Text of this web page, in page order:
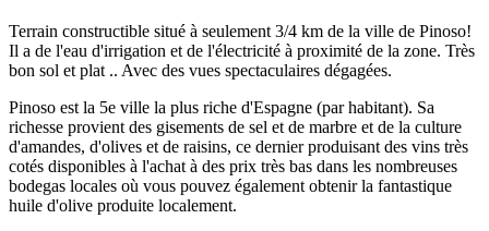
Terrain constructible situé à seulement 3/4 km de la ville de Pinoso!
Il a de l'eau d'irrigation et de l'électricité à proximité de la zone. Très
bon sol et plat .. Avec des vues spectaculaires dégagées.
Pinoso est la 5e ville la plus riche d'Espagne (par habitant). Sa
richesse provient des gisements de sel et de marbre et de la culture
d'amandes, d'olives et de raisins, ce dernier produisant des vins très
cotés disponibles à l'achat à des prix très bas dans les nombreuses
bodegas locales où vous pouvez également obtenir la fantastique
huile d'olive produite localement.